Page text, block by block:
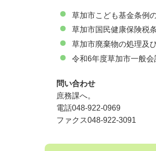
草加市こども基金条例
草加市国民健康保険税
草加市廃棄物の処理及
令和6年度草加市一般会
問い合わせ
庶務課へ。
電話048-922-0969
ファクス048-922-3091